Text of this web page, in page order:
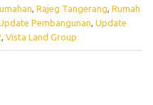
, Rajeg Tangerang, Rumah
Pembangunan, Update
, Vista Land Group